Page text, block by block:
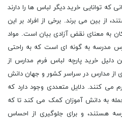
که توانایی خرید دیگر لباس ها را دارند
از بین می برند. برخی از افراد بر این
به معنای نقض آزادی بیان است. مواد
مدرسه به گونه ای است که به راحتی
خرید پارچه لباس فرم مدارس از
از مدارس در سراسر کشور و جهان دانش
می کنند. دلایل متعددی وجود دارد که
به دانش آموزان کمک می کند تا که
هستند، و برای جلوگیری از احساس